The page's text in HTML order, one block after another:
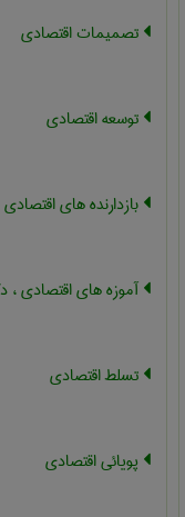
تصمیمات اقتصادی
توسعه اقتصادی
بازدارنده های اقتصادی
آموزه های اقتصادی ،
تسلط اقتصادی
پویائی اقتصادی